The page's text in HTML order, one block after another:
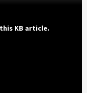
KB article.